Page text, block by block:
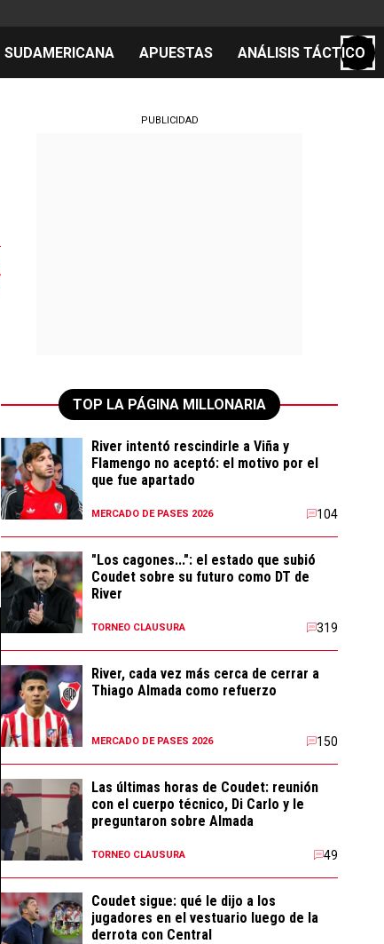
SUDAMERICANA APUESTAS ANÁLISIS TÁCTICO
PUBLICIDAD
TOP LA PÁGINA MILLONARIA
River intentó rescindirle a Viña y
Flamengo no aceptó: el motivo por el
que fue apartado
MERCADO DE PASES 2026 104
"Los cagones...": el estado que subió
Coudet sobre su futuro como DT de
River
TORNEO CLAUSURA 319
River, cada vez más cerca de cerrar a
Thiago Almada como refuerzo
MERCADO DE PASES 2026 150
Las últimas horas de Coudet: reunión
con el cuerpo técnico, Di Carlo y le
preguntaron sobre Almada
TORNEO CLAUSURA 49
Coudet sigue: qué le dijo a los
jugadores en el vestuario luego de la
derrota con Central